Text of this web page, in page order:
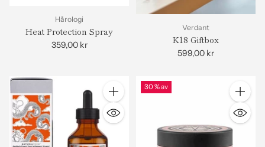
Hårologi
Heat Protection Spray
359,00 kr
Verdant
K18 Giftbox
599,00 kr
Antall
30 % av
Antall